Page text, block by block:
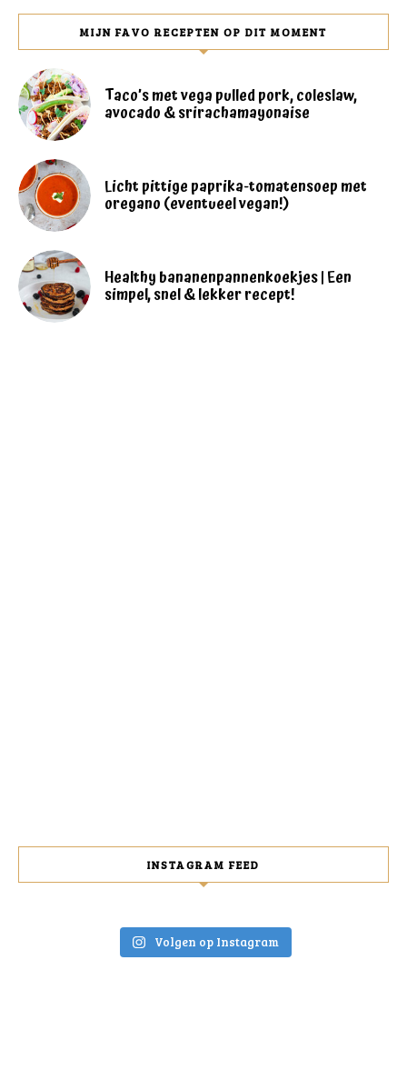
MIJN FAVO RECEPTEN OP DIT MOMENT
Taco’s met vega pulled pork, coleslaw,
avocado & srirachamayonaise
Licht pittige paprika-tomatensoep met
oregano (eventueel vegan!)
Healthy bananenpannenkoekjes | Een
simpel, snel & lekker recept!
INSTAGRAM FEED
Volgen op Instagram